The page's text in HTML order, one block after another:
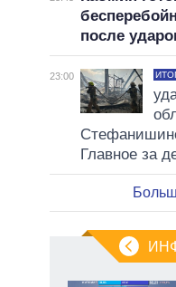
после
23:00
Главное за